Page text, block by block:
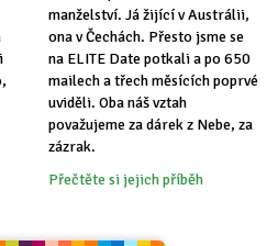
manželství. Já žijící v Austrálii,
ona v Čechách. Přesto jsme se
na ELITE Date potkali a po 650
mailech a třech měsících poprvé
uviděli. Oba náš vztah
považujeme za dárek z Nebe, za
zázrak.
Přečtěte si jejich příběh